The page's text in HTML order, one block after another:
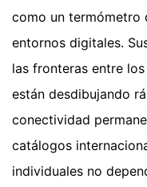
como un termómetro
entornos digitales.
las fronteras entre
están desdibujando
conectividad
catálogos
individuales no